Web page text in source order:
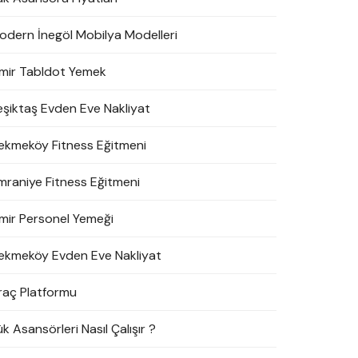
İnegöl Mobilya Modelleri
Tabldot Yemek
Evden Eve Nakliyat
Fitness Eğitmeni
Fitness Eğitmeni
Personel Yemeği
Evden Eve Nakliyat
Platformu
Asansörleri Nasıl Çalışır ?